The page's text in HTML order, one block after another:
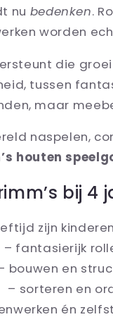
nu bedenken.
worden
die
tussen
maar
naspelen,
houten
bij 4
zijn
– fantasierijk
bouwen en
– sorteren en
én